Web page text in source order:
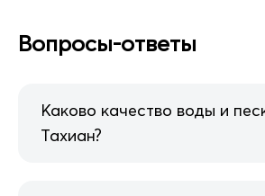
Вопросы-ответы
Каково качество воды и
Тахиан?